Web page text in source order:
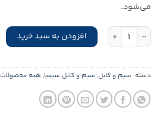
می‌شود.
کابل کواکسیال CCTV روکش مشکی سیمیا عدد افزودن به سبد خرید
دسته: سیم و کابل, سیم و کابل سیمیا, همه محصولات